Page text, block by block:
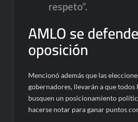
respeto”.
AMLO se
oposición
Mencionó además que las
gobernadores, llevarán a que todos
busquen un posicionamiento
hacerse notar para ganar puntos